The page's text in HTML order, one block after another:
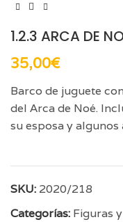
1.2.3 ARCA DE
35,00€
Barco de juguete
del Arca de Noé.
su esposa y algunos
SKU: 2020/218
Categorías: Figuras